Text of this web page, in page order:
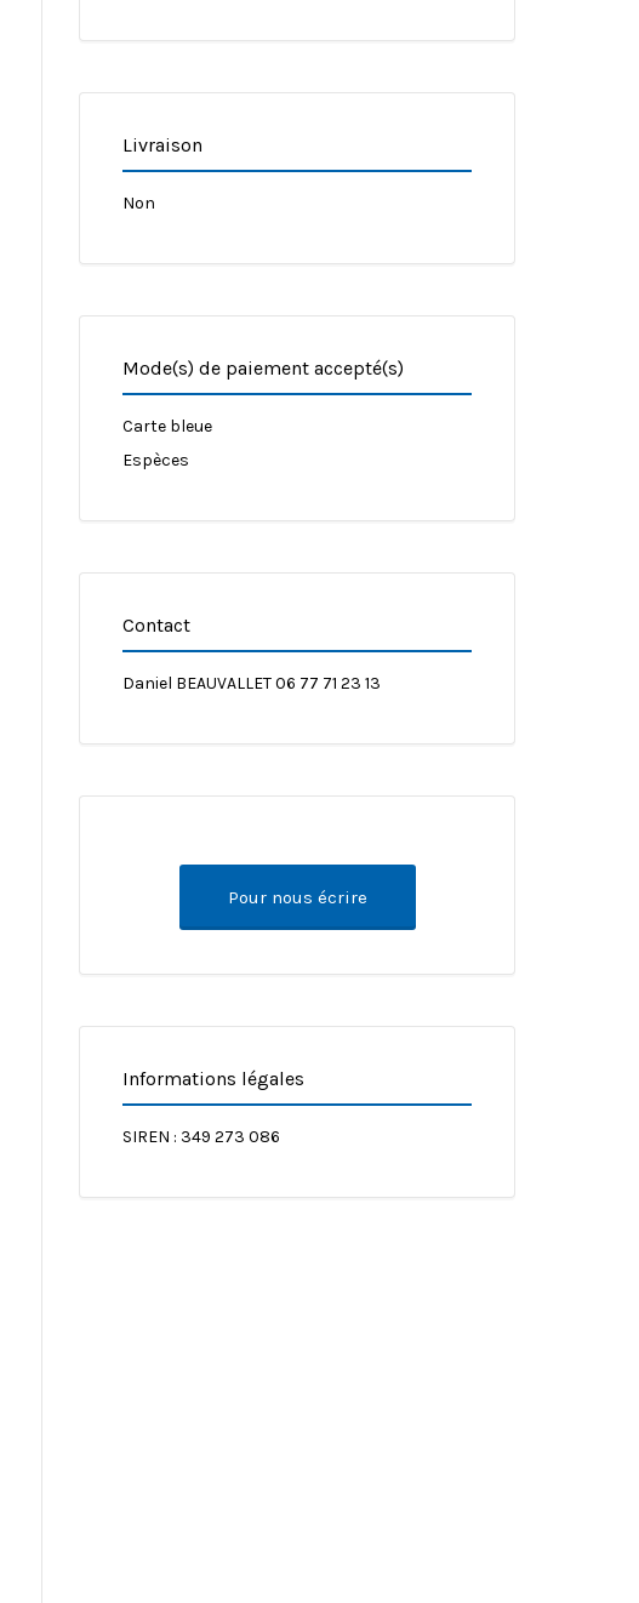
Livraison
Non
Mode(s) de paiement accepté(s)
Carte bleue
Espèces
Contact
Daniel BEAUVALLET 06 77 71 23 13
Pour nous écrire
Informations légales
SIREN : 349 273 086